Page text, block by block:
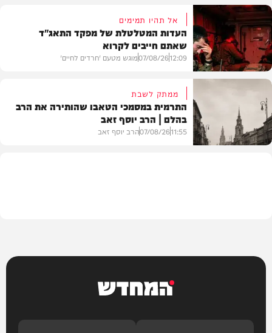
וידאו
דעות
אל תהיו תמימים
העדות המטלטלת של מפקד התאג"ד
שאתם חייבים לקרוא
12:09
07/08/26מוגש מטעם 'חרדים לחיים'
ממתק לשבת
התרמית במסמכי הטאבו שהותירה את הרב
בהלם | הרב יוסף זאב
11:55
07/08/26הרב יוסף זאב
המחדש